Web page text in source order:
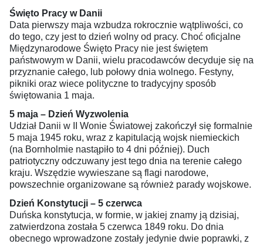
Święto Pracy w Danii
Data pierwszy maja wzbudza rokrocznie wątpliwości, co
do tego, czy jest to dzień wolny od pracy. Choć oficjalne
Międzynarodowe Święto Pracy nie jest świętem
państwowym w Danii, wielu pracodawców decyduje się na
przyznanie całego, lub połowy dnia wolnego. Festyny,
pikniki oraz wiece polityczne to tradycyjny sposób
świętowania 1 maja.
5 maja – Dzień Wyzwolenia
Udział Danii w II Wonie Światowej zakończył się formalnie
5 maja 1945 roku, wraz z kapitulacją wojsk niemieckich
(na Bornholmie nastąpiło to 4 dni później). Duch
patriotyczny odczuwany jest tego dnia na terenie całego
kraju. Wszędzie wywieszane są flagi narodowe,
powszechnie organizowane są również parady wojskowe.
Dzień Konstytucji – 5 czerwca
Duńska konstytucja, w formie, w jakiej znamy ją dzisiaj,
zatwierdzona została 5 czerwca 1849 roku. Do dnia
obecnego wprowadzone zostały jedynie dwie poprawki, z